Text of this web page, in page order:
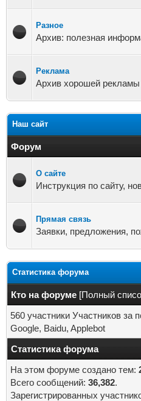
Разное
Архив: полезная
Реклама
Архив хорошей
Наш сайт
Форум
О сайте
Инструкция по сайту,
Прямая связь
Заявки, предложения,
Статистика форума
Кто на форуме [Полный
560 участники Участников за
Google, Baidu, Applebot
Статистика форума
На этом форуме создано тем:
Всего сообщений: 36,382.
Зарегистрированных